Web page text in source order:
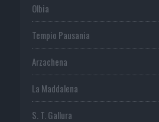
Olbia
Tempio Pausania
Arzachena
La Maddalena
S. T. Gallura